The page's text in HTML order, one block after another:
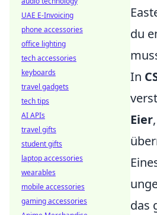
du
In
Eier
das
UAE E-Invoicing
phone accessories
office lighting
tech accessories
keyboards
travel gadgets
tech tips
AI APIs
travel gifts
student gifts
laptop accessories
wearables
mobile accessories
gaming accessories